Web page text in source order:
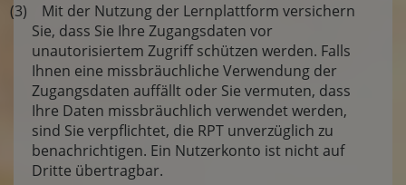
(3) Mit der Nutzung der Lernplattform versichern
Sie, dass Sie Ihre Zugangsdaten vor
unautorisiertem Zugriff schützen werden. Falls
Ihnen eine missbräuchliche Verwendung der
Zugangsdaten auffällt oder Sie vermuten, dass
Ihre Daten missbräuchlich verwendet werden,
sind Sie verpflichtet, die RPT unverzüglich zu
benachrichtigen. Ein Nutzerkonto ist nicht auf
Dritte übertragbar.